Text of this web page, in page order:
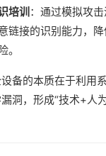
培训 ：通过模拟攻
链接的识别能力，
。
备的本质在于利用
洞，形成“技术+人